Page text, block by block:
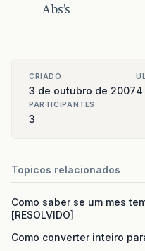
Abs’s
CRIADO
3 de outubro de 20074
PARTICIPANTES
3
Topicos relacionados
Como saber se um mes
[RESOLVIDO]
Como converter inteiro